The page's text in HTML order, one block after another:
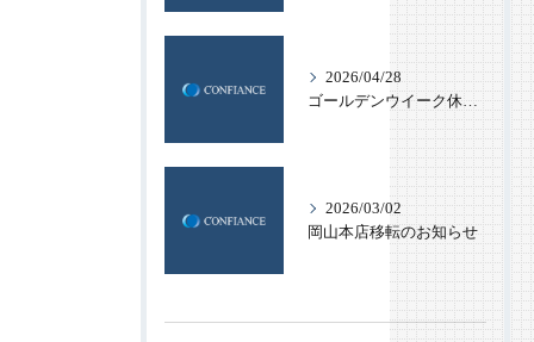
2026/04/28
ゴールデンウイーク休業のお知らせ
2026/03/02
岡山本店移転のお知らせ